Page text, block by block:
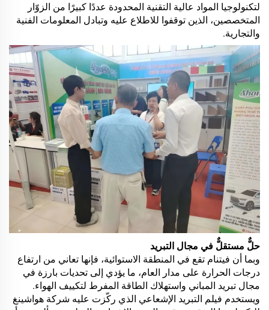
لتكنولوجيا المواد عالية التقنية المحدودة عددًا كبيرًا من الزوّار
المتخصصين، الذين توقفوا للاطلاع عليه وتبادل المعلومات الفنية
والتجارية.
حلٌّ مستقلٌّ في مجال التبريد
وبما أن فيتنام تقع في المنطقة الاستوائية، فإنها تعاني من ارتفاع
درجات الحرارة على مدار العام، ما يؤدي إلى تحديات بارزة في
مجال تبريد المباني واستهلاك الطاقة المفرط لتكييف الهواء.
ويستخدم فيلم التبريد الإشعاعي الذي ركّزت عليه شركة هواشينغ